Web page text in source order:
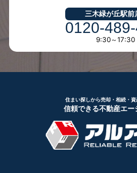
三木緑が丘駅前
0120-
9:30～
住まい探しから売却・相続・
信頼できる不動産エー